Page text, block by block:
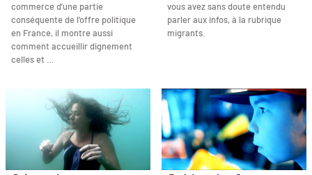
commerce d’une partie
conséquente de l’offre politique
en France, il montre aussi
comment accueillir dignement
celles et …
vous avez sans doute entendu
parler aux infos, à la rubrique
migrants.